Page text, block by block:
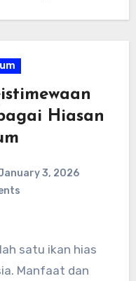
berguna bagi para
Hiasan
3, 2026
satu ikan hias
Manfaat dan